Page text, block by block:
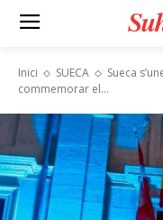
Inici SUECA
Sueca
commemorar el...